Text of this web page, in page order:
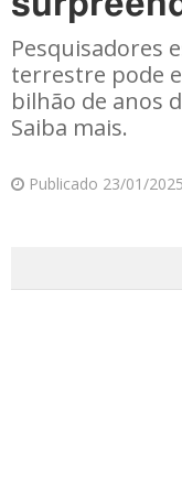
Pesquisadores
terrestre pode
bilhão de anos
Saiba mais.
Publicado 23/01/